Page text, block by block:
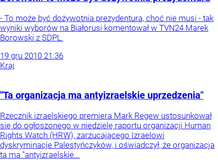
- To może być dożywotnia prezydentura, choć nie musi - tak
wyniki wyborów na Białorusi komentował w TVN24 Marek
Borowski z SDPL.
19 gru 2010 21:36
Kraj
"Ta organizacja ma antyizraelskie uprzedzenia"
Rzecznik izraelskiego premiera Mark Regew ustosunkował
się do ogłoszonego w niedzielę raportu organizacji Human
Rights Watch (HRW), zarzucającego Izraelowi
dyskryminacje Palestyńczyków, i oświadczył, że organizacja
ta ma "antyizraelskie...